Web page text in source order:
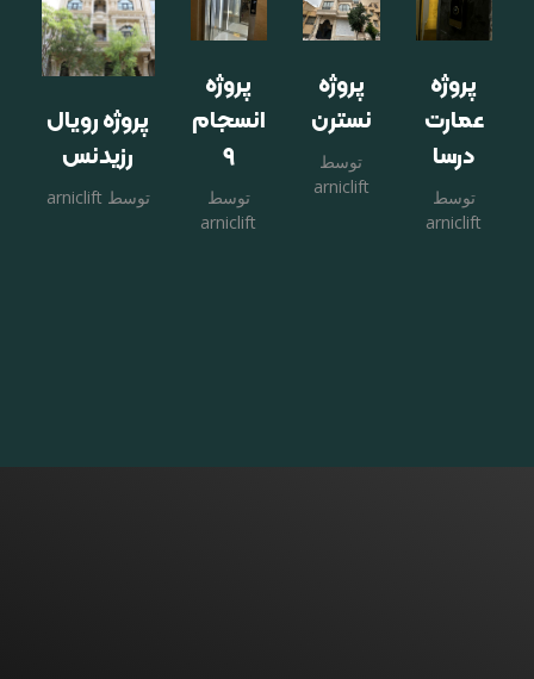
پروژه
عمارت
درسا
توسط
arniclift
پروژه
نسترن
توسط
arniclift
پروژه
انسجام
۹
توسط
arniclift
پروژه رویال
رزیدنس
توسط arniclift